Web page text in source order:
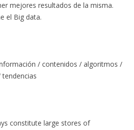
mejores resultados de la misma.
el Big data.
/ contenidos / algoritmos /
constitute large stores of